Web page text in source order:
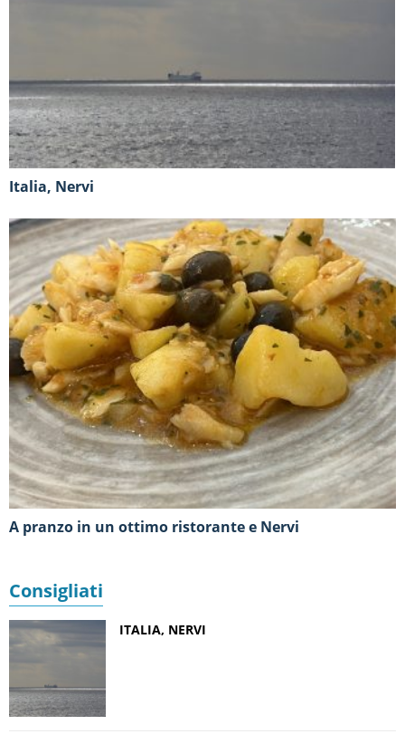
Italia, Nervi
A pranzo in un ottimo ristorante e Nervi
Consigliati
ITALIA, NERVI